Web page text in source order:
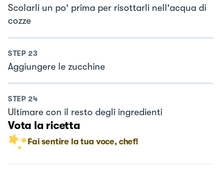
Scolarli un po' prima per risottarli nell'acqua di
cozze
STEP 23
Aggiungere le zucchine
STEP 24
Ultimare con il resto degli ingredienti
Vota la ricetta
Fai sentire la tua voce, chef!